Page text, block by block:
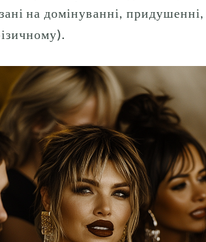
на домінуванні,